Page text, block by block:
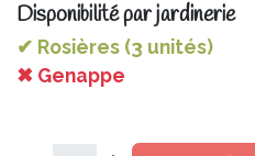
Disponibilité par jardinerie
✔ Rosières (3 unités)
✖ Genappe